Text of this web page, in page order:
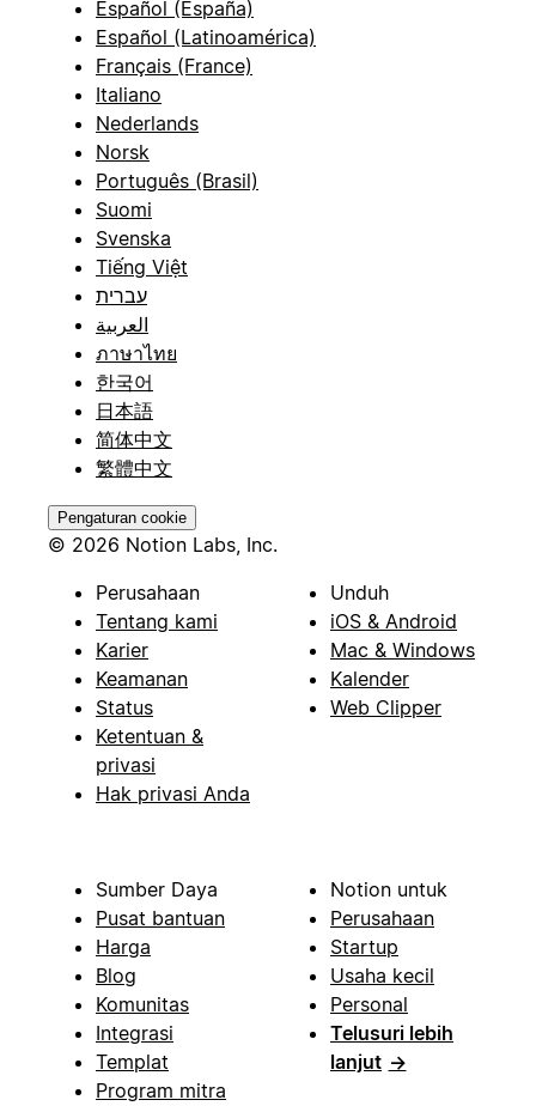
Español (España)
Español (Latinoamérica)
Français (France)
Italiano
Nederlands
Norsk
Português (Brasil)
Suomi
Svenska
Tiếng Việt
עברית
العربية
ภาษาไทย
한국어
日本語
简体中文
繁體中文
Pengaturan cookie
© 2026 Notion Labs, Inc.
Perusahaan
Tentang kami
Karier
Keamanan
Status
Ketentuan &
privasi
Hak privasi Anda
Unduh
iOS & Android
Mac & Windows
Kalender
Web Clipper
Sumber Daya
Pusat bantuan
Harga
Blog
Komunitas
Integrasi
Templat
Program mitra
Notion untuk
Perusahaan
Startup
Usaha kecil
Personal
Telusuri lebih
lanjut →